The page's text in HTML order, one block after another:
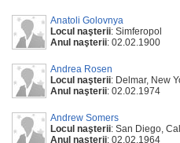
Anatoli Golovnya
Locul naşterii: Simferopol
Anul naşterii: 02.02.1900
Andrea Rosen
Locul naşterii: Delmar, New
Anul naşterii: 02.02.1974
Andrew Somers
Locul naşterii: San Diego,
Anul naşterii: 02.02.1964